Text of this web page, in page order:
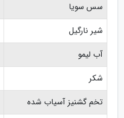
سس سویا
شیر نارگیل
آب لیمو
شکر
تخم گشنیز آسیاب شده